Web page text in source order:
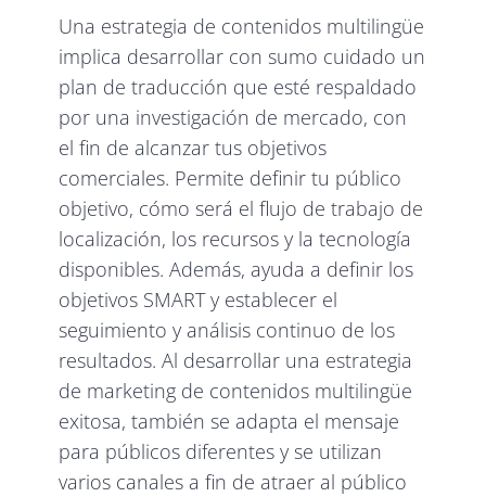
Una estrategia de contenidos multilingüe
implica desarrollar con sumo cuidado un
plan de traducción que esté respaldado
por una investigación de mercado, con
el fin de alcanzar tus objetivos
comerciales. Permite definir tu público
objetivo, cómo será el flujo de trabajo de
localización, los recursos y la tecnología
disponibles. Además, ayuda a definir los
objetivos SMART y establecer el
seguimiento y análisis continuo de los
resultados. Al desarrollar una estrategia
de marketing de contenidos multilingüe
exitosa, también se adapta el mensaje
para públicos diferentes y se utilizan
varios canales a fin de atraer al público